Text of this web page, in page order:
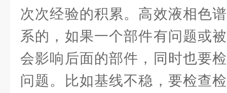
次次经验的积累。高效液相色
系的，如果一个部件有问题或
会影响后面的部件，同时也要
问题。比如基线不稳，要检查